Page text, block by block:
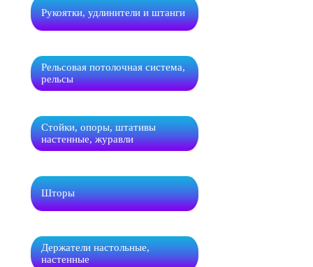
Рукоятки, удлинители и штанги
Рельсовая потолочная система,
рельсы
Стойки, опоры, штативы
настенные, журавли
Шторы
Держатели настольные,
настенные